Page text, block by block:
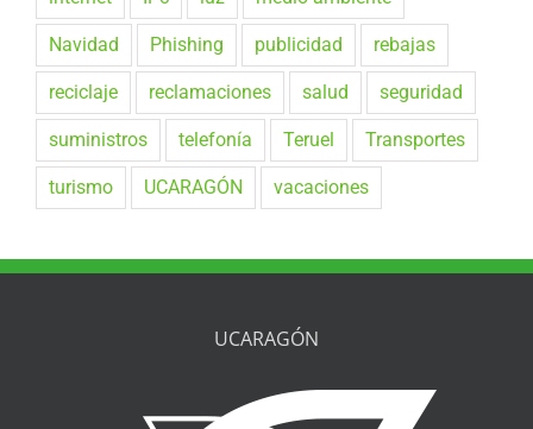
Navidad Phishing publicidad rebajas
reciclaje reclamaciones salud seguridad
suministros telefonía Teruel Transportes
turismo UCARAGÓN vacaciones
UCARAGÓN